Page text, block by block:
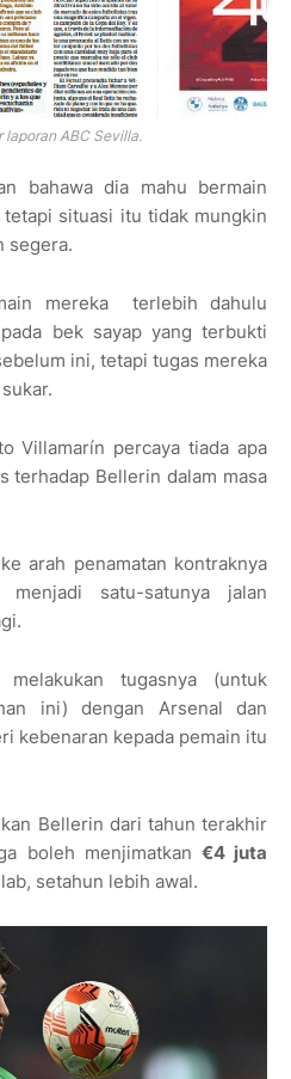
laporan ABC Sevilla.
bahawa dia mahu bermain
situasi itu tidak mungkin
segera.
mereka terlebih dahulu
bek sayap yang terbukti
ini, tetapi tugas mereka
Villamarín percaya tiada apa
terhadap Bellerin dalam masa
arah penamatan kontraknya
menjadi satu-satunya jalan
tugasnya (untuk
ini) dengan Arsenal dan
kebenaran kepada pemain itu
Bellerin dari tahun terakhir
boleh menjimatkan €4 juta
setahun lebih awal.